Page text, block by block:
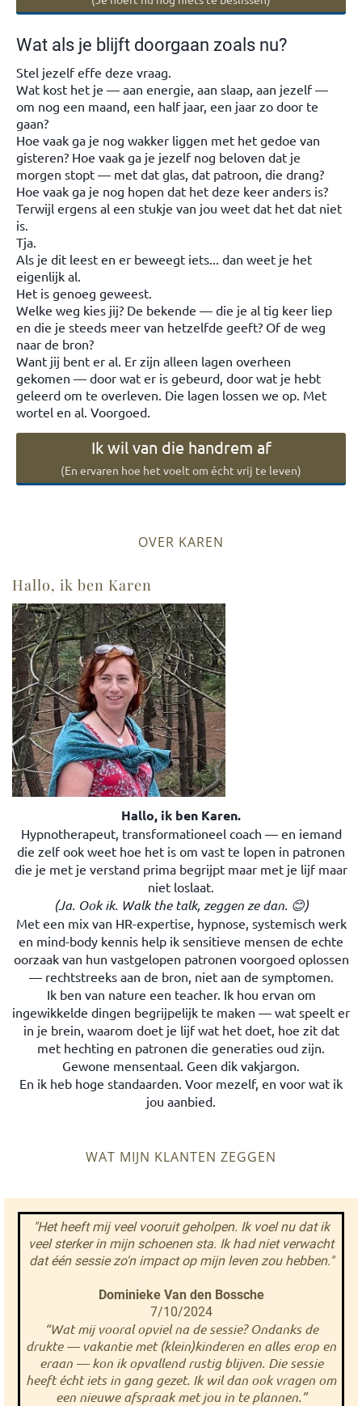
Wat als je blijft doorgaan zoals nu?
Stel jezelf effe deze vraag.
Wat kost het je — aan energie, aan slaap, aan jezelf —
om nog een maand, een half jaar, een jaar zo door te
gaan?
Hoe vaak ga je nog wakker liggen met het gedoe van
gisteren? Hoe vaak ga je jezelf nog beloven dat je
morgen stopt — met dat glas, dat patroon, die drang?
Hoe vaak ga je nog hopen dat het deze keer anders is?
Terwijl ergens al een stukje van jou weet dat het dat niet
is.
Tja.
Als je dit leest en er beweegt iets... dan weet je het
eigenlijk al.
Het is genoeg geweest.
Welke weg kies jij? De bekende — die je al tig keer liep
en die je steeds meer van hetzelfde geeft? Of de weg
naar de bron?
Want jij bent er al. Er zijn alleen lagen overheen
gekomen — door wat er is gebeurd, door wat je hebt
geleerd om te overleven. Die lagen lossen we op. Met
wortel en al. Voorgoed.
Ik wil van die handrem af
(En ervaren hoe het voelt om écht vrij te leven)
OVER KAREN
Hallo, ik ben Karen
Hallo, ik ben Karen.
Hypnotherapeut, transformationeel coach — en iemand
die zelf ook weet hoe het is om vast te lopen in patronen
die je met je verstand prima begrijpt maar met je lijf maar
niet loslaat.
(Ja. Ook ik. Walk the talk, zeggen ze dan. 😊)
Met een mix van HR-expertise, hypnose, systemisch werk
en mind-body kennis help ik sensitieve mensen de echte
oorzaak van hun vastgelopen patronen voorgoed oplossen
— rechtstreeks aan de bron, niet aan de symptomen.
Ik ben van nature een teacher. Ik hou ervan om
ingewikkelde dingen begrijpelijk te maken — wat speelt er
in je brein, waarom doet je lijf wat het doet, hoe zit dat
met hechting en patronen die generaties oud zijn.
Gewone mensentaal. Geen dik vakjargon.
En ik heb hoge standaarden. Voor mezelf, en voor wat ik
jou aanbied.
WAT MIJN KLANTEN ZEGGEN
"Het heeft mij veel vooruit geholpen. Ik voel nu dat ik
veel sterker in mijn schoenen sta. Ik had niet verwacht
dat één sessie zo'n impact op mijn leven zou hebben."
Dominieke Van den Bossche
7/10/2024
“Wat mij vooral opviel na de sessie? Ondanks de
drukte — vakantie met (klein)kinderen en alles erop en
eraan — kon ik opvallend rustig blijven. Die sessie
heeft écht iets in gang gezet. Ik wil dan ook vragen om
een nieuwe afspraak met jou in te plannen.”